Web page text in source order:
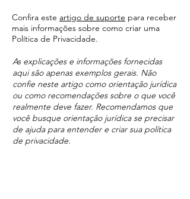
Confira este artigo de suporte para receber
mais informações sobre como criar uma
Política de Privacidade.
As explicações e informações fornecidas
aqui são apenas exemplos gerais. Não
confie neste artigo como orientação jurídica
ou como recomendações sobre o que você
realmente deve fazer. Recomendamos que
você busque orientação jurídica se precisar
de ajuda para entender e criar sua política
de privacidade.